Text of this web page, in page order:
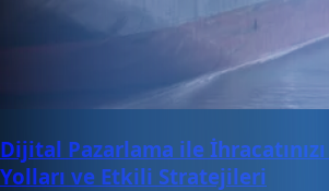
Dijital Pazarlama ile
Yolları ve Etkili Stratejileri